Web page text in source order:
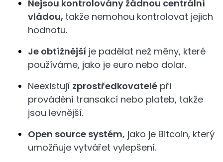
Nejsou kontrolovány žádnou centrální
vládou, takže nemohou kontrolovat jejich
hodnotu.
Je obtížnější je padělat než měny, které
používáme, jako je euro nebo dolar.
Neexistují zprostředkovatelé při
provádění transakcí nebo plateb, takže
jsou levnější.
Open source systém, jako je Bitcoin, který
umožňuje vytvářet vylepšení.